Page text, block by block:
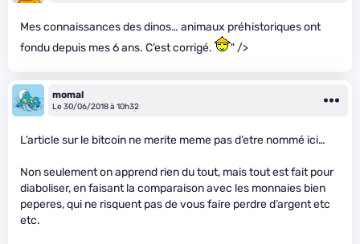
Mes connaissances des dinos… animaux préhistoriques ont
fondu depuis mes 6 ans. C’est corrigé.
" />
momal
Le 30/06/2018 à 10h32
L’article sur le bitcoin ne merite meme pas d’etre nommé ici…
Non seulement on apprend rien du tout, mais tout est fait pour
diaboliser, en faisant la comparaison avec les monnaies bien
peperes, qui ne risquent pas de vous faire perdre d’argent etc
etc.